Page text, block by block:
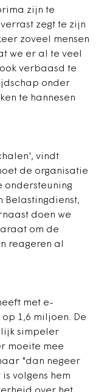
zijn te
zegt te zijn
zoveel mensen
we er al te veel
verbaasd te
onder
te hannesen
vindt
de organisatie
ondersteuning
Belastingdienst,
doen we
om de
reageren al
met e-
1,6 miljoen. De
simpeler
moeite mee
"dan negeer
volgens hem